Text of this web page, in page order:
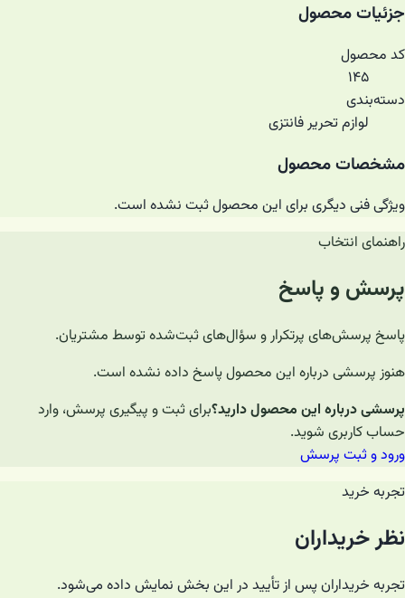
جزئیات محصول
کد محصول
۱۴۵
دسته‌بندی
لوازم تحریر فانتزی
مشخصات محصول
ویژگی فنی دیگری برای این محصول ثبت نشده است.
راهنمای انتخاب
پرسش و پاسخ
پاسخ پرسش‌های پرتکرار و سؤال‌های ثبت‌شده توسط مشتریان.
هنوز پرسشی درباره این محصول پاسخ داده نشده است.
پرسشی درباره این محصول دارید؟برای ثبت و پیگیری پرسش، وارد
حساب کاربری شوید.
ورود و ثبت پرسش
تجربه خرید
نظر خریداران
تجربه خریداران پس از تأیید در این بخش نمایش داده می‌شود.